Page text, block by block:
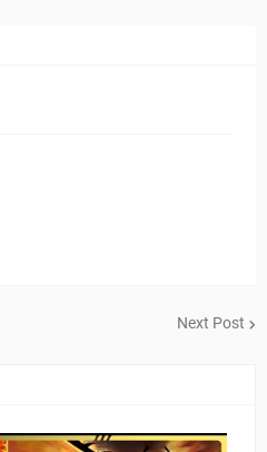
Next Post